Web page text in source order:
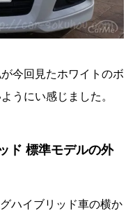
今回見たホワイトのボ
うにい感じました。
ド 標準モデルの外
ハイブリッド車の横か